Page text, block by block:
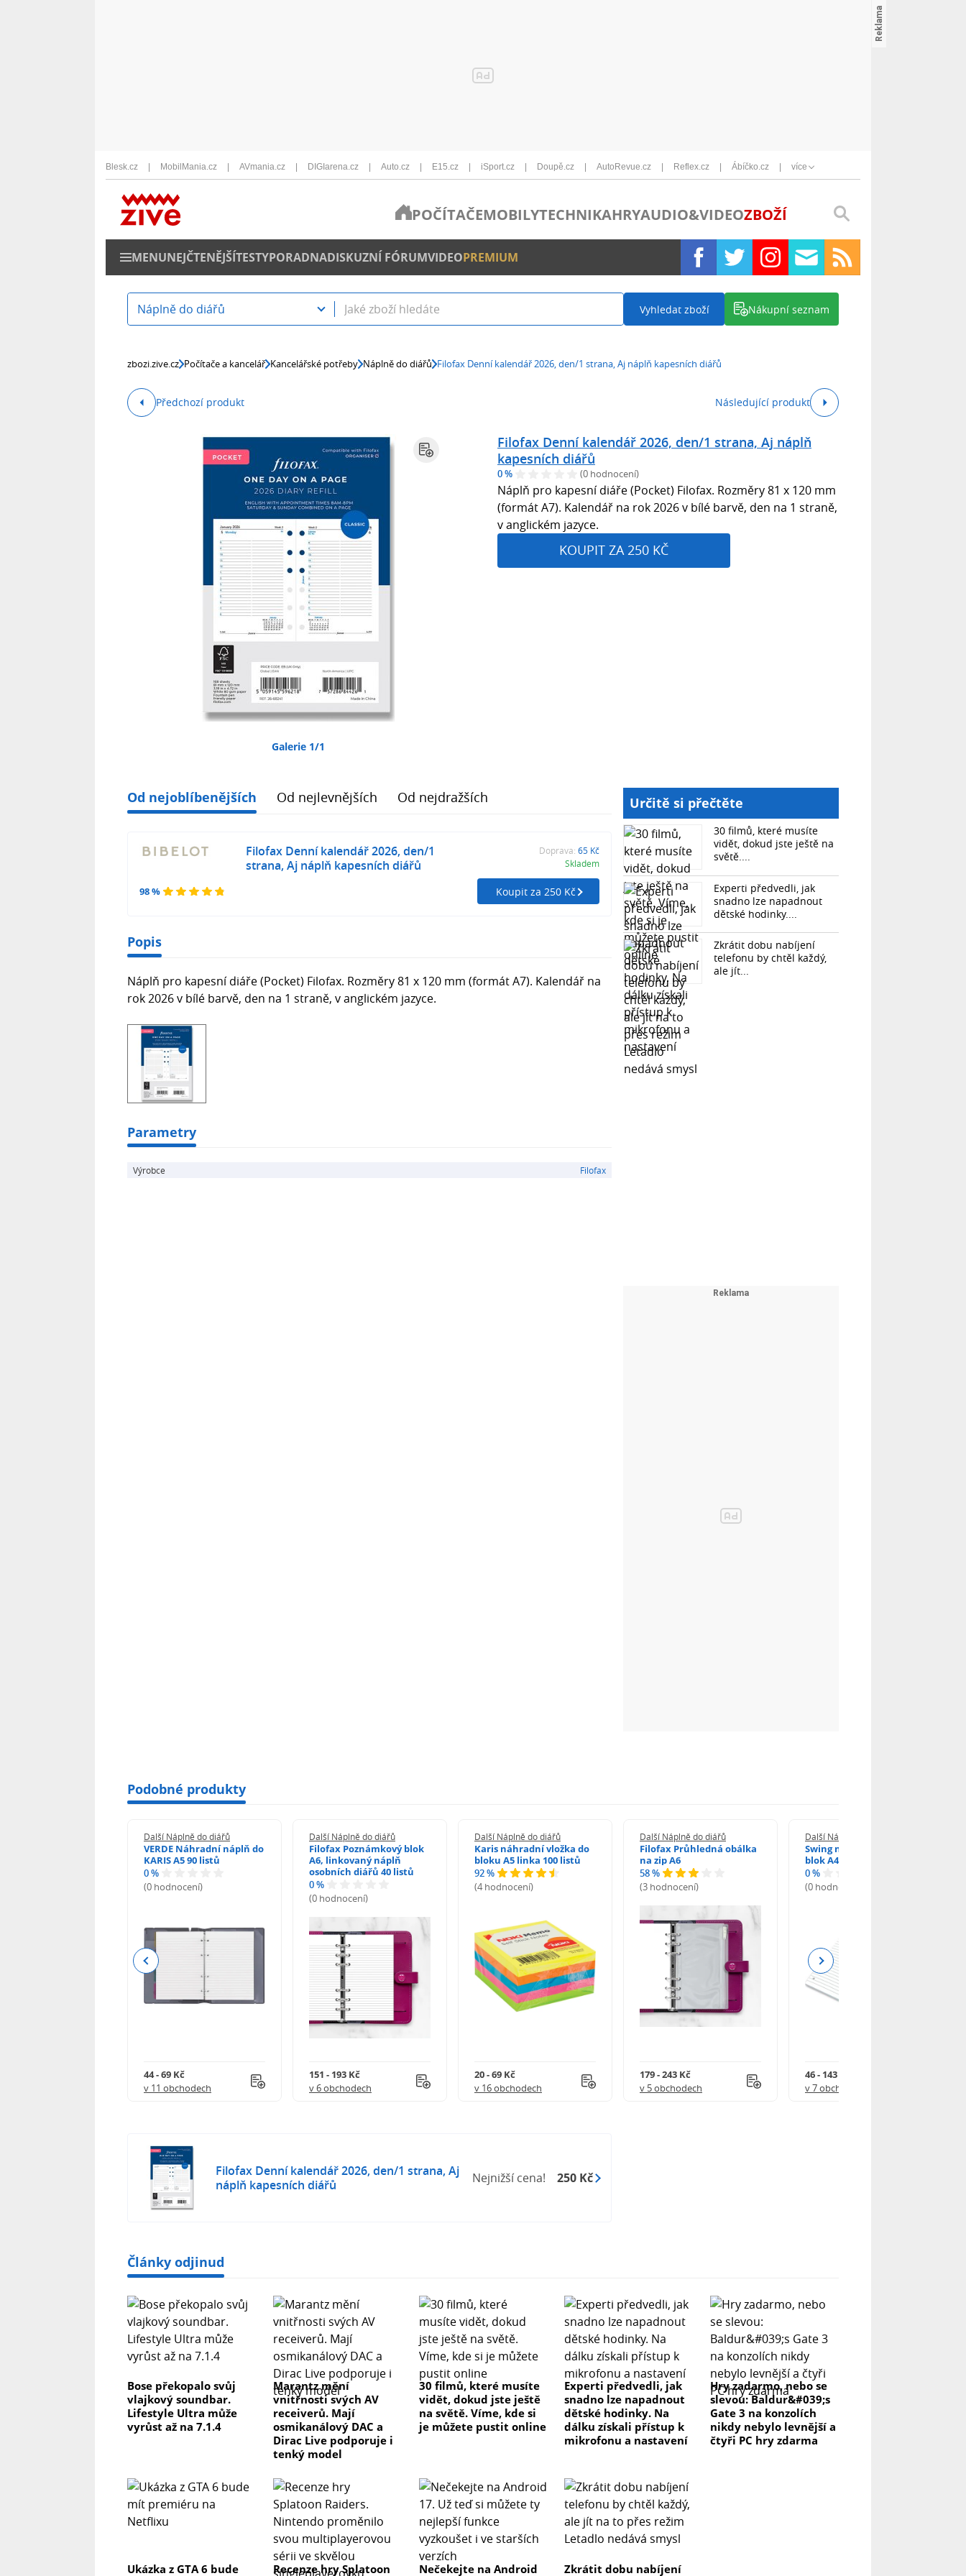
Blesk.cz MobilMania.cz AVmania.cz DIGIarena.cz Auto.cz E15.cz iSport.cz Doupě.cz AutoRevue.cz Reflex.cz Ábíčko.cz více
POČÍTAČEMOBILYTECHNIKAHRYAUDIO&VIDEOZBOŽÍ
MENUNEJČTENĚJŠÍTESTYPORADNADISKUZNÍ FÓRUMVIDEOPREMIUM
Náplně do diářů Vyhledat zboží Nákupní seznam
zbozi.zive.cz Počítače a kancelář Kancelářské potřeby Náplně do diářů Filofax Denní kalendář 2026, den/1 strana, Aj náplň kapesních diářů
Předchozí produkt Následující produkt
Galerie 1/1
Filofax Denní kalendář 2026, den/1 strana, Aj náplň
kapesních diářů
0 % (0 hodnocení)
Náplň pro kapesní diáře (Pocket) Filofax. Rozměry 81 x 120 mm
(formát A7). Kalendář na rok 2026 v bílé barvě, den na 1 straně,
v anglickém jazyce.
KOUPIT ZA 250 KČ
Od nejoblíbenějších Od nejlevnějších Od nejdražších
98 %
Filofax Denní kalendář 2026, den/1
strana, Aj náplň kapesních diářů
Doprava: 65 Kč
Skladem
Koupit za 250 Kč
Popis
Náplň pro kapesní diáře (Pocket) Filofax. Rozměry 81 x 120 mm (formát A7). Kalendář na
rok 2026 v bílé barvě, den na 1 straně, v anglickém jazyce.
Parametry
Výrobce Filofax
Určitě si přečtěte
30 filmů, které musíte
vidět, dokud jste ještě na
světě....
Experti předvedli, jak
snadno lze napadnout
dětské hodinky....
Zkrátit dobu nabíjení
telefonu by chtěl každý,
ale jít...
Podobné produkty
Další Náplně do diářů
VERDE Náhradní náplň do
KARIS A5 90 listů
0 %
(0 hodnocení)
44 - 69 Kč
v 11 obchodech
Další Náplně do diářů
Filofax Poznámkový blok
A6, linkovaný náplň
osobních diářů 40 listů
0 %
(0 hodnocení)
151 - 193 Kč
v 6 obchodech
Další Náplně do diářů
Karis náhradní vložka do
bloku A5 linka 100 listů
92 %
(4 hodnocení)
20 - 69 Kč
v 16 obchodech
Další Náplně do diářů
Filofax Průhledná obálka
na zip A6
58 %
(3 hodnocení)
179 - 243 Kč
v 5 obchodech
Další Náplně do diářů
Swing náhradní náplň pro
blok A4 70 listů
0 %
(0 hodnocení)
46 - 143 Kč
v 7 obchodech
Previous Next
Filofax Denní kalendář 2026, den/1 strana, Aj
náplň kapesních diářů
Nejnižší cena! 250 Kč
Články odjinud
Bose překopalo svůj
vlajkový soundbar.
Lifestyle Ultra může
vyrůst až na 7.1.4
Marantz mění
vnitřnosti svých AV
receiverů. Mají
osmikanálový DAC a
Dirac Live podporuje i
tenký model
30 filmů, které musíte
vidět, dokud jste ještě
na světě. Víme, kde si
je můžete pustit online
Experti předvedli, jak
snadno lze napadnout
dětské hodinky. Na
dálku získali přístup k
mikrofonu a nastavení
Hry zadarmo, nebo se
slevou: Baldur&#039;s
Gate 3 na konzolích
nikdy nebylo levnější a
čtyři PC hry zdarma
Ukázka z GTA 6 bude
Recenze hry Splatoon
Nečekejte na Android
Zkrátit dobu nabíjení